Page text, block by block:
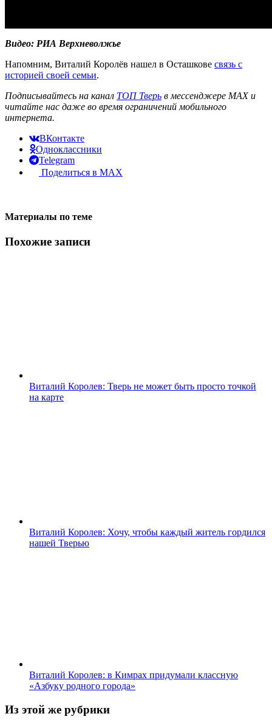
Видео: РИА Верхневолжье
Напомним, Виталий Королёв нашел в Осташкове связь с
историей своей семьи.
Подписывайтесь на канал ТОП Тверь в мессенджере MAX и
читайте нас даже во время ограничений мобильного
интернета.
ВКонтакте
Одноклассники
Telegram
Поделиться в MAX
Материалы по теме
Похожие записи
Виталий Королев: Тверь не может быть просто точкой
на карте
Виталий Королев: Хочу, чтобы каждый житель гордился
нашей Тверью
Виталий Королев: в Кимрах придумали классную
«Азбуку родного города»
Из этой же рубрики